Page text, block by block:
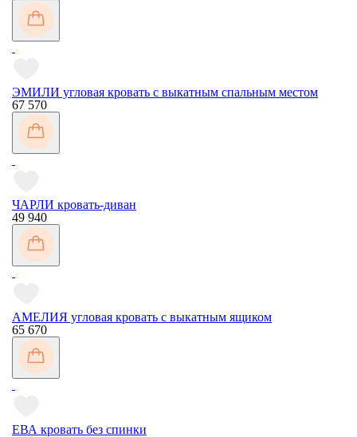
ЭМИЛИ угловая кровать с выкатным спальным местом
67 570
ЧАРЛИ кровать-диван
49 940
АМЕЛИЯ угловая кровать с выкатным ящиком
65 670
ЕВА кровать без спинки